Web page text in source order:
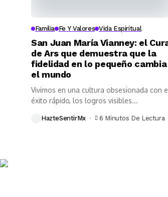
Familia Fe Y Valores Vida Espiritual
San Juan María Vianney: el
de Ars que demuestra que la
fidelidad en lo pequeño cambia
el mundo
Vivimos en una cultura obsesionada con
éxito rápido, los logros visibles...
HazteSentirMx 6 Minutos De Lectura